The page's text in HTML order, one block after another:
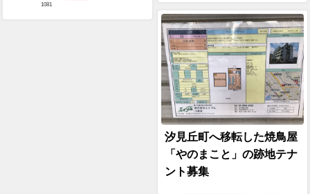
1081
汐見丘町へ移転した焼鳥屋
「やのまこと」の跡地テナ
ント募集